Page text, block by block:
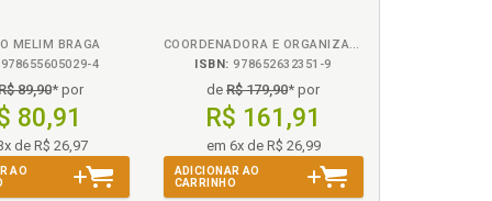
do direito, p. 81
sistêmico, p. 96
25
MELIM BRAGA
978655605029-4
89,90* por
80,91
de R$ 26,97
AO
COORDENADORA E ORGANIZADORA GERAL: ANDREA OLTRAMARI (UFRGS)
ISBN: 978652632351-9
deR$ 179,90* por
R$ 161,91
em 6x de R$ 26,99
ADICIONAR AO
CARRINHO